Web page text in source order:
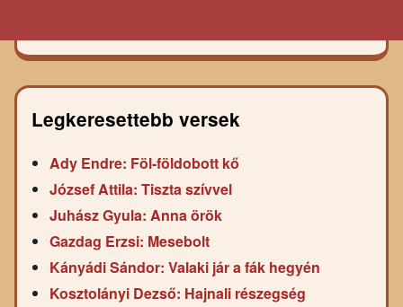
Legkeresettebb versek
Ady Endre: Föl-földobott kő
József Attila: Tiszta szívvel
Juhász Gyula: Anna örök
Gazdag Erzsi: Mesebolt
Kányádi Sándor: Valaki jár a fák hegyén
Kosztolányi Dezső: Hajnali részegség